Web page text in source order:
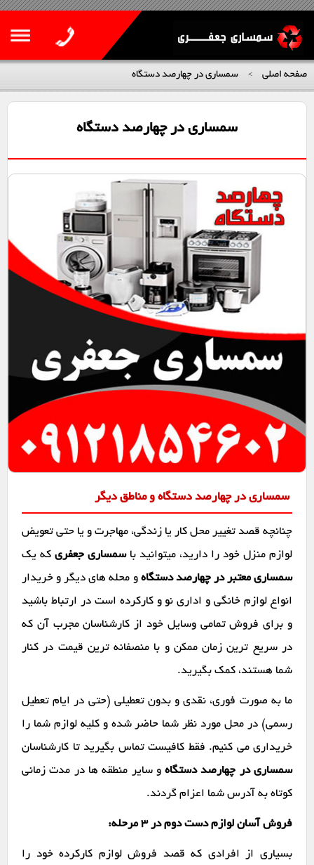
صفحه اصلی > سمساری در چهارصد دستگاه
سمساری در چهارصد دستگاه
سمساری در چهارصد دستگاه و مناطق دیگر
چنانچه قصد تغییر محل کار یا زندگی، مهاجرت و یا حتی تعویض
لوازم منزل خود را دارید، میتوانید باسمساری جعفری که یک
سمساری معتبر در چهارصد دستگاه و محله های دیگر و خریدار
انواع لوازم خانگی و اداری نو و کارکرده است در ارتباط باشید
و برای فروش تمامی وسایل خود از کارشناسان مجرب آن که
در سریع ترین زمان ممکن و با منصفانه ترین قیمت در کنار
شما هستند، کمک بگیرید.
ما به صورت فوری، نقدی و بدون تعطیلی (حتی در ایام تعطیل
رسمی) در محل مورد نظر شما حاضر شده و کلیه لوازم شما را
خریداری می کنیم. فقط کافیست تماس بگیرید تا کارشناسان
سمساری در چهارصد دستگاهو سایر منطقه ها در مدت زمانی
کوتاه به آدرس شما اعزام گردند.
فروش آسان لوازم دست دوم در ۳ مرحله:
بسیاری از افرادی که قصد فروش لوازم کارکرده خود را